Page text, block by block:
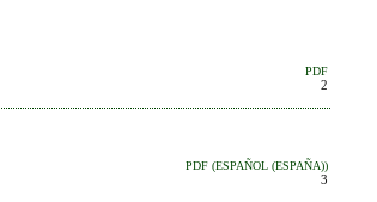
PDF
2
PDF (ESPAÑOL (ESPAÑA))
3